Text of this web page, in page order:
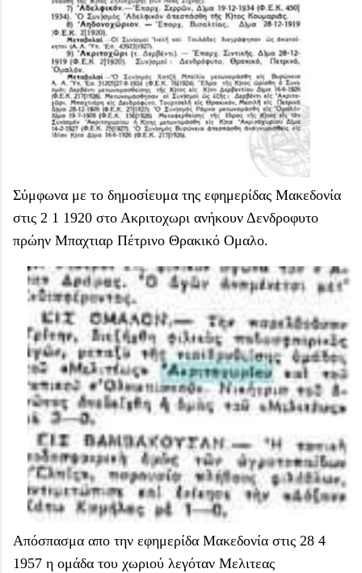
Σύμφωνα με το δημοσίευμα της εφημερίδας Μακεδονία
στις 2 1 1920 στο Ακριτοχωρι ανήκουν Δενδροφυτο
πρώην Μπαχτιαρ Πέτρινο Θρακικό Ομαλο.
Απόσπασμα απο την εφημερίδα Μακεδονία στις 28 4
1957 η ομάδα του χωριού λεγόταν Μελιτεας